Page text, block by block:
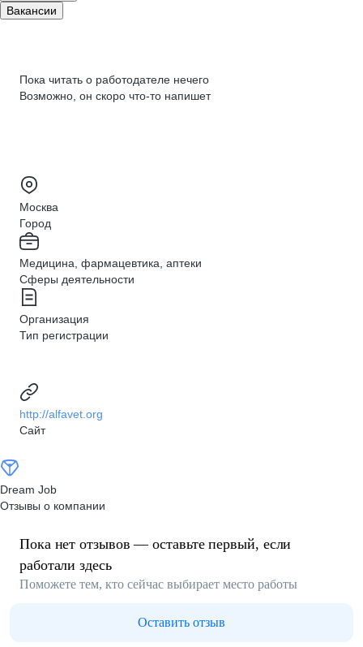
Вакансии
Пока читать о работодателе нечего
Возможно, он скоро что‑то напишет
Москва
Город
Медицина, фармацевтика, аптеки
Сферы деятельности
Организация
Тип регистрации
http://alfavet.org
Сайт
Dream Job
Отзывы о компании
Пока нет отзывов — оставьте первый, если
работали здесь
Поможете тем, кто сейчас выбирает место работы
Оставить отзыв